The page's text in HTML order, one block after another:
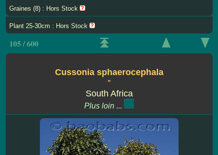
Graines (8) : Hors Stock
Plant 25-30cm : Hors Stock
105 / 600
Cussonia sphaerocephala
''
South Africa
Plus loin ...